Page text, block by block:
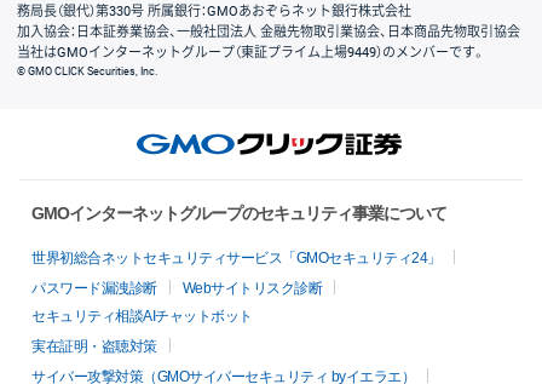
務局長（銀代）第330号 所属銀行：GMOあおぞらネット銀行株式会社
加入協会：日本証券業協会、一般社団法人 金融先物取引業協会、日本商品先物取引協会
当社はGMOインターネットグループ（東証プライム上場9449）のメンバーです。
© GMO CLICK Securities, Inc.
GMOインターネットグループのセキュリティ事業について
世界初総合ネットセキュリティサービス「GMOセキュリティ24」
パスワード漏洩診断
Webサイトリスク診断
セキュリティ相談AIチャットボット
実在証明・盗聴対策
サイバー攻撃対策（GMOサイバーセキュリティ byイエラエ）